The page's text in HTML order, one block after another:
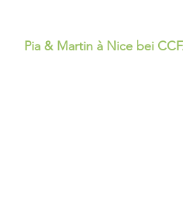
Pia & Martin à Nice bei